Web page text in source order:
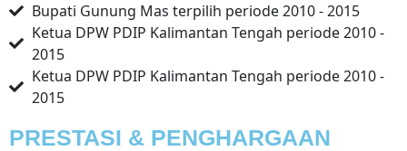
Bupati Gunung Mas terpilih periode 2010 - 2015
Ketua DPW PDIP Kalimantan Tengah periode 2010 -
2015
Ketua DPW PDIP Kalimantan Tengah periode 2010 -
2015
PRESTASI & PENGHARGAAN